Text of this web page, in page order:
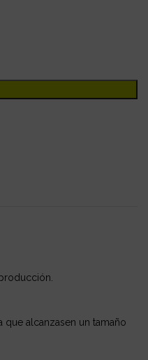
alcanzasen un tamaño